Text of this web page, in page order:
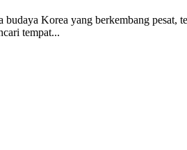
Korea yang berkembang pesat,
tempat...